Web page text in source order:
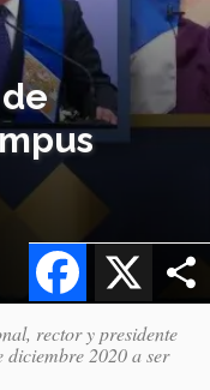
X
Facebook
rector y presidente
2020 a ser